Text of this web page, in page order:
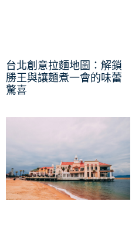
台北創意拉麵地圖：解鎖
勝王與讓麵煮一會的味蕾
驚喜